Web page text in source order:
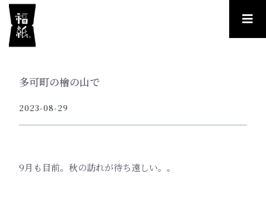
多可町の檜の山で
2023-08-29
9月も目前。秋の訪れが待ち遠しい。。